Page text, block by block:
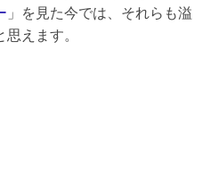
」を見た今では、それらも溢
えます。